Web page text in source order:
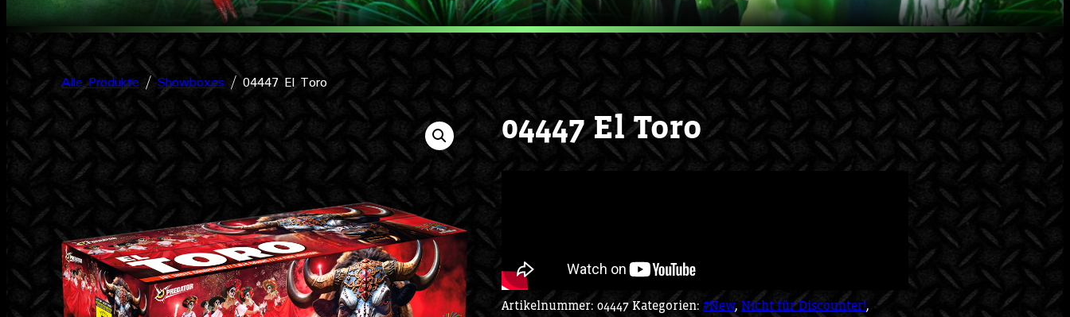
Alle Produkte/Showboxes/ 04447 El Toro
04447 El Toro
Artikelnummer:04447 Kategorien:#New,Nicht für Discounter!,